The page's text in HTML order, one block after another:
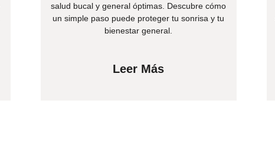
salud bucal y general óptimas. Descubre cómo
un simple paso puede proteger tu sonrisa y tu
bienestar general.
Leer Más